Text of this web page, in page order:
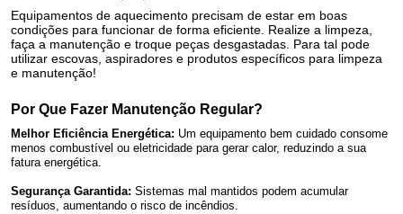
Equipamentos de aquecimento precisam de estar em boas
condições para funcionar de forma eficiente. Realize a limpeza,
faça a manutenção e troque peças desgastadas. Para tal pode
utilizar escovas, aspiradores e produtos específicos para limpeza
e manutenção!
Por Que Fazer Manutenção Regular?
Melhor Eficiência Energética: Um equipamento bem cuidado consome
menos combustível ou eletricidade para gerar calor, reduzindo a sua
fatura energética.
Segurança Garantida: Sistemas mal mantidos podem acumular
resíduos, aumentando o risco de incêndios.